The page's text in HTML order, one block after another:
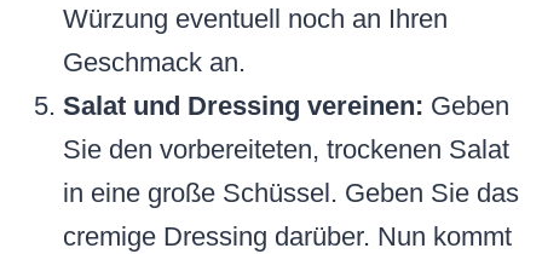
Würzung eventuell noch an Ihren
Geschmack an.
Salat und Dressing vereinen: Geben
Sie den vorbereiteten, trockenen Salat
in eine große Schüssel. Geben Sie das
cremige Dressing darüber. Nun kommt